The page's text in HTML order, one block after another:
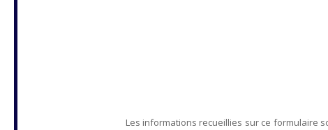
Les informations recueillies sur ce formulaire